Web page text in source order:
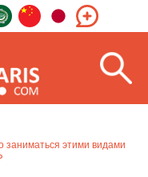
заниматься этими видами